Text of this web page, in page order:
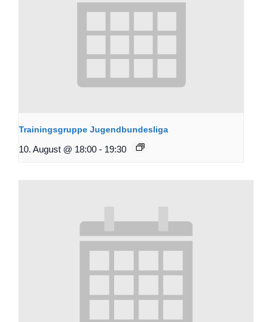
Trainingsgruppe Jugendbundesliga
10. August @ 18:00 - 19:30